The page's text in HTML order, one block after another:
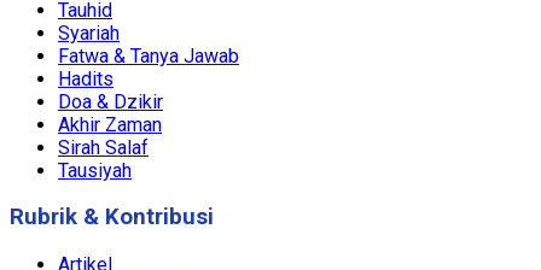
Tauhid
Syariah
Fatwa & Tanya Jawab
Hadits
Doa & Dzikir
Akhir Zaman
Sirah Salaf
Tausiyah
Rubrik & Kontribusi
Artikel